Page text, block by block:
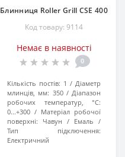
Блинниця Roller Grill CSE 400
Код товару: 9114
Немає в наявності
0
Кількість постів: 1
Діаметр
млинців, мм: 350
Діапазон
робочих температур, °C:
0...+300
Матеріал робочої
поверхні:
Чавун / Емаль
Тип підключення:
Електричний